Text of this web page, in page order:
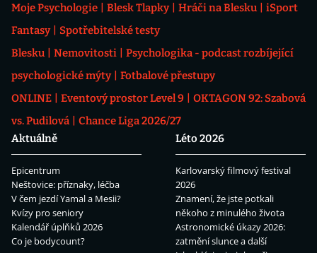
Moje Psychologie Blesk Tlapky Hráči na Blesku
iSport
Fantasy
Spotřebitelské testy
Blesku
Nemovitosti
Psychologika - podcast rozbíjející
psychologické mýty
Fotbalové přestupy
ONLINE
Eventový prostor Level 9
OKTAGON 92: Szabová
vs. Pudilová
Chance Liga 2026/27
Aktuálně
Epicentrum
Neštovice: příznaky, léčba
V čem jezdí Yamal a Mesii?
Kvízy pro seniory
Kalendář úplňků 2026
Co je bodycount?
Léto 2026
Karlovarský filmový festival
2026
Znamení, že jste potkali
někoho z minulého života
Astronomické úkazy 2026:
zatmění slunce a další